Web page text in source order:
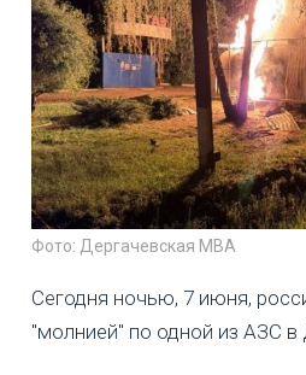
Фото: Дергачевская МВА
Сегодня ночью, 7 июня,
"молнией" по одной из АЗС в